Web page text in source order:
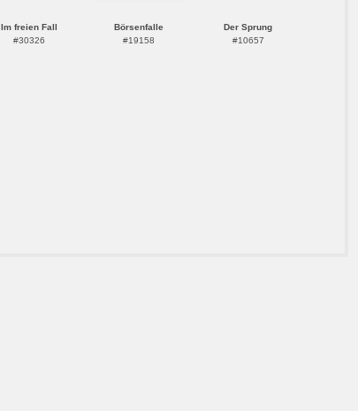
Im freien Fall
#30326
Börsenfalle
#19158
Der Sprung
#10657